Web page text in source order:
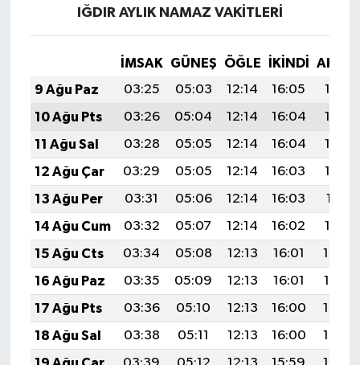
IĞDIR AYLIK NAMAZ VAKITLERI
İMSAK GÜNEŞ ÖĞLE İKINDI
9 Ağu Paz
03:25 05:03 12:14 16:05
19:16
10 Ağu Pts
03:26 05:04 12:14 16:04
19:15
11 Ağu Sal
03:28 05:05 12:14 16:04
19:14
12 Ağu Çar
03:29 05:05 12:14 16:03
19:13
13 Ağu Per
03:31 05:06 12:14 16:03
19:11
14 Ağu Cum
03:32 05:07 12:14 16:02
19:10
15 Ağu Cts
03:34 05:08 12:13 16:01
19:09
16 Ağu Paz
03:35 05:09 12:13 16:01
19:07
17 Ağu Pts
03:36 05:10 12:13 16:00
19:06
18 Ağu Sal
03:38 05:11 12:13 16:00
19:05